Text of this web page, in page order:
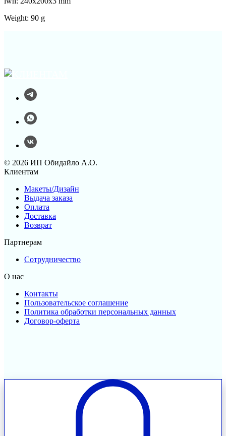
Weight: 90 g
© 2026 ИП Обидайло А.О.
Клиентам
Макеты/Дизайн
Выдача заказа
Оплата
Доставка
Возврат
Партнерам
Сотрудничество
О нас
Контакты
Пользовательское соглашение
Политика обработки персональных данных
Договор-оферта